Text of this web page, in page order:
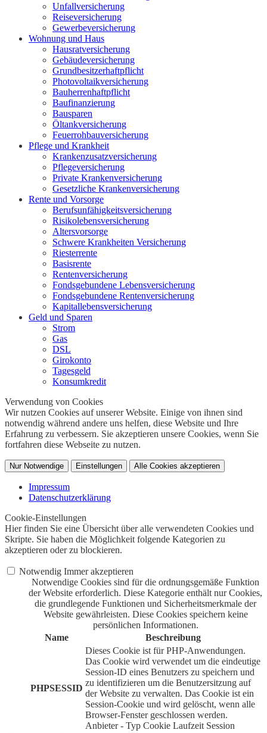
Unfallversicherung
Reiseversicherung
Gewerbeversicherung
Wohnung und Haus
Hausratversicherung
Gebäudeversicherung
Grundbesitzerhaftpflicht
Photovoltaikversicherung
Bauherrenhaftpflicht
Baufinanzierung
Bausparen
Öltankversicherung
Feuerrohbauversicherung
Pflege und Krankheit
Krankenzusatzversicherung
Pflegeversicherung
Private Krankenversicherung
Gesetzliche Krankenversicherung
Rente und Vorsorge
Berufs­unfähigkeitsversicherung
Risikolebensversicherung
Altersvorsorge
Schwere Krankheiten Versicherung
Riesterrente
Basisrente
Rentenversicherung
Fondsgebundene Lebensversicherung
Fondsgebundene Rentenversicherung
Kapitallebensversicherung
Geld und Sparen
Strom
Gas
DSL
Girokonto
Tagesgeld
Konsumkredit
Verwendung von Cookies
Wir nutzen Cookies auf unserer Website. Einige von ihnen sind
notwendig während andere uns helfen, diese Website und Ihre
Erfahrung zu verbessern. Sie akzeptieren unsere Cookies, wenn Sie
fortfahren diese Webseite zu nutzen.
Nur Notwendige Einstellungen Alle Cookies akzeptieren
Impressum
Datenschutzerklärung
Cookie-Einstellungen
Hier finden Sie eine Übersicht über alle verwendeten Cookies und
Skripte. Sie haben die Möglichkeit folgende Kategorien zu
akzeptieren oder zu blockieren.
Notwendig Immer akzeptieren
Notwendige Cookies sind für die ordnungsgemäße Funktion
der Website erforderlich. Diese Kategorie enthält nur Cookies,
die grundlegende Funktionen und Sicherheitsmerkmale der
Website gewährleisten. Diese Cookies speichern keine
persönlichen Informationen.
Name
Beschreibung
PHPSESSID
Dieses Cookie ist für PHP-Anwendungen.
Das Cookie wird verwendet um die eindeutige
Session-ID eines Benutzers zu speichern und
zu identifizieren um die Benutzersitzung auf
der Website zu verwalten. Das Cookie ist ein
Session-Cookie und wird gelöscht, wenn alle
Browser-Fenster geschlossen werden.
Anbieter - Typ Cookie Laufzeit Session